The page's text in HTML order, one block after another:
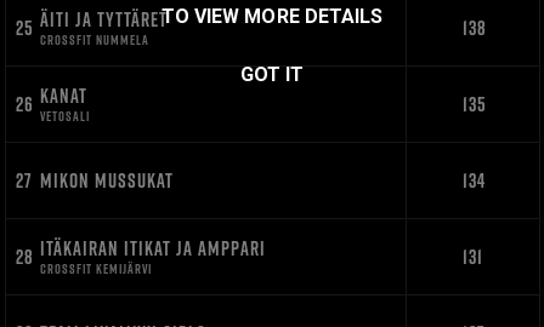
25 ÄITI JA TYTTÄRET
CROSSFIT NUMMELA 138
26 KANAT
VETOSALI 135
27 MIKON MUSSUKAT 134
28 ITÄKAIRAN ITIKAT JA AMPPARI
CROSSFIT KEMIJÄRVI 131
TO VIEW MORE DETAILS
GOT IT